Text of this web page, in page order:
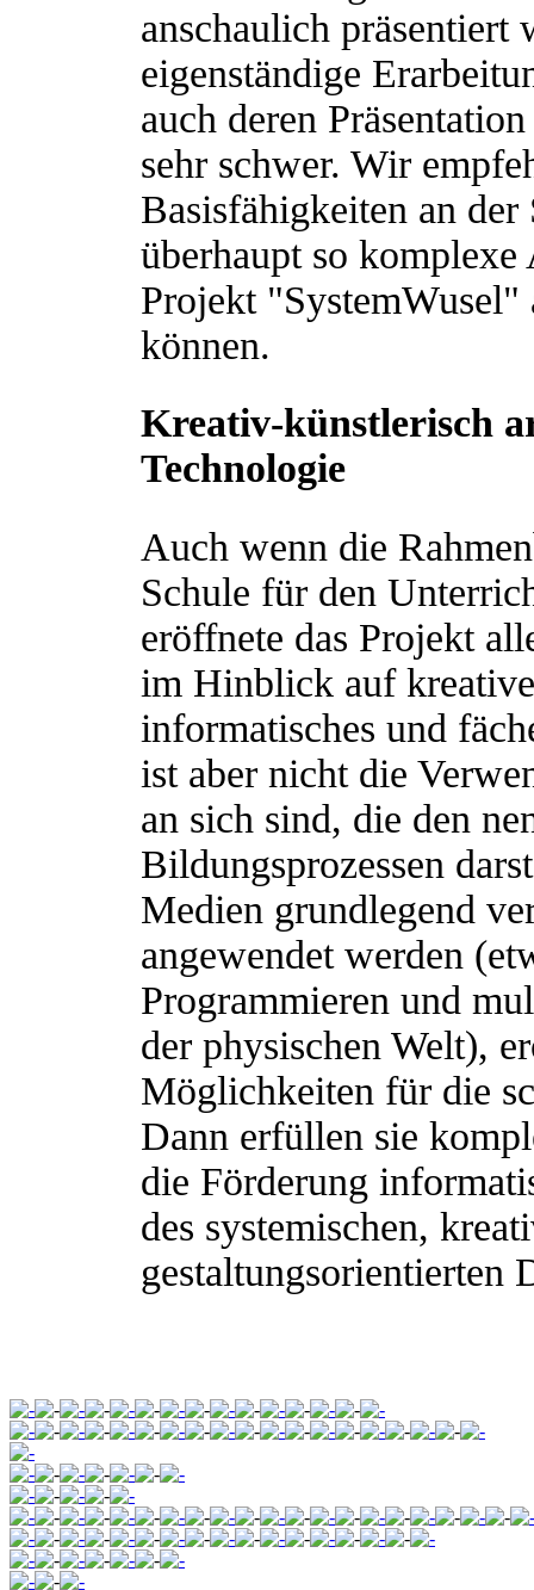
anschaulich präsentiert
eigenständige
auch deren
sehr schwer. Wir
Basisfähigkeiten an
überhaupt so
Projekt "SystemWusel"
können.
Kreativ-künstlerisch
Technologie
Auch wenn die
Schule für den
eröffnete das Projekt
im Hinblick auf
informatisches und
ist aber nicht die
an sich sind, die den
Bildungsprozessen
Medien grundlegend
angewendet werden
Programmieren und
der physischen Welt),
Möglichkeiten für die
Dann erfüllen sie
die Förderung
des systemischen,
gestaltungsorientierten